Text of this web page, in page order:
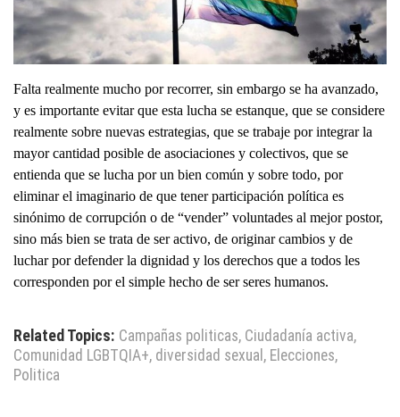
Falta realmente mucho por recorrer, sin embargo se ha avanzado,
y es importante evitar que esta lucha se estanque, que se considere
realmente sobre nuevas estrategias, que se trabaje por integrar la
mayor cantidad posible de asociaciones y colectivos, que se
entienda que se lucha por un bien común y sobre todo, por
eliminar el imaginario de que tener participación política es
sinónimo de corrupción o de “vender” voluntades al mejor postor,
sino más bien se trata de ser activo, de originar cambios y de
luchar por defender la dignidad y los derechos que a todos les
corresponden por el simple hecho de ser seres humanos.
Related Topics: Campañas politicas, Ciudadanía activa,
Comunidad LGBTQIA+, diversidad sexual , Elecciones,
Politica